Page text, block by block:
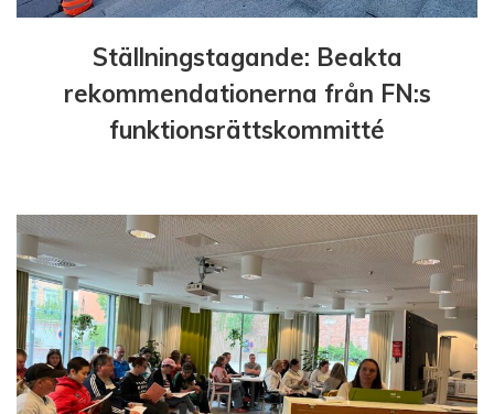
Ställningstagande: Beakta
rekommendationerna från FN:s
funktionsrättskommitté